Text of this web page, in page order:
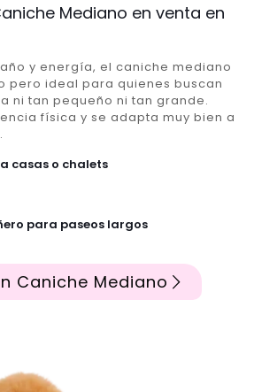
Mediano en venta en
y energía, el caniche mediano
pero ideal para quienes buscan
ni tan pequeño ni tan grande.
física y se adapta muy bien a
casas o chalets
para paseos largos
Caniche Mediano